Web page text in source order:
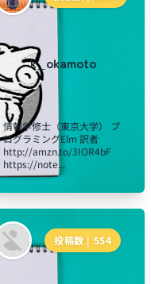
k_okamoto
情報学修士（東京大学） プ
ログラミングElm 訳者
http://amzn.to/3IOR4bF
https://note...
投稿数 | 554